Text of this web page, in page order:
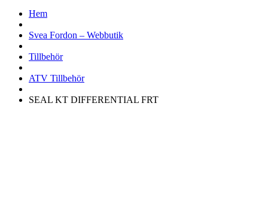
Hem
Svea Fordon – Webbutik
Tillbehör
ATV Tillbehör
SEAL KT DIFFERENTIAL FRT